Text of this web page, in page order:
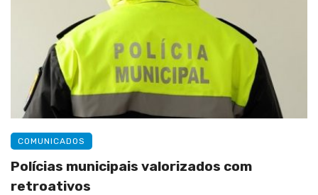
COMUNICADOS
Polícias municipais valorizados com
retroativos